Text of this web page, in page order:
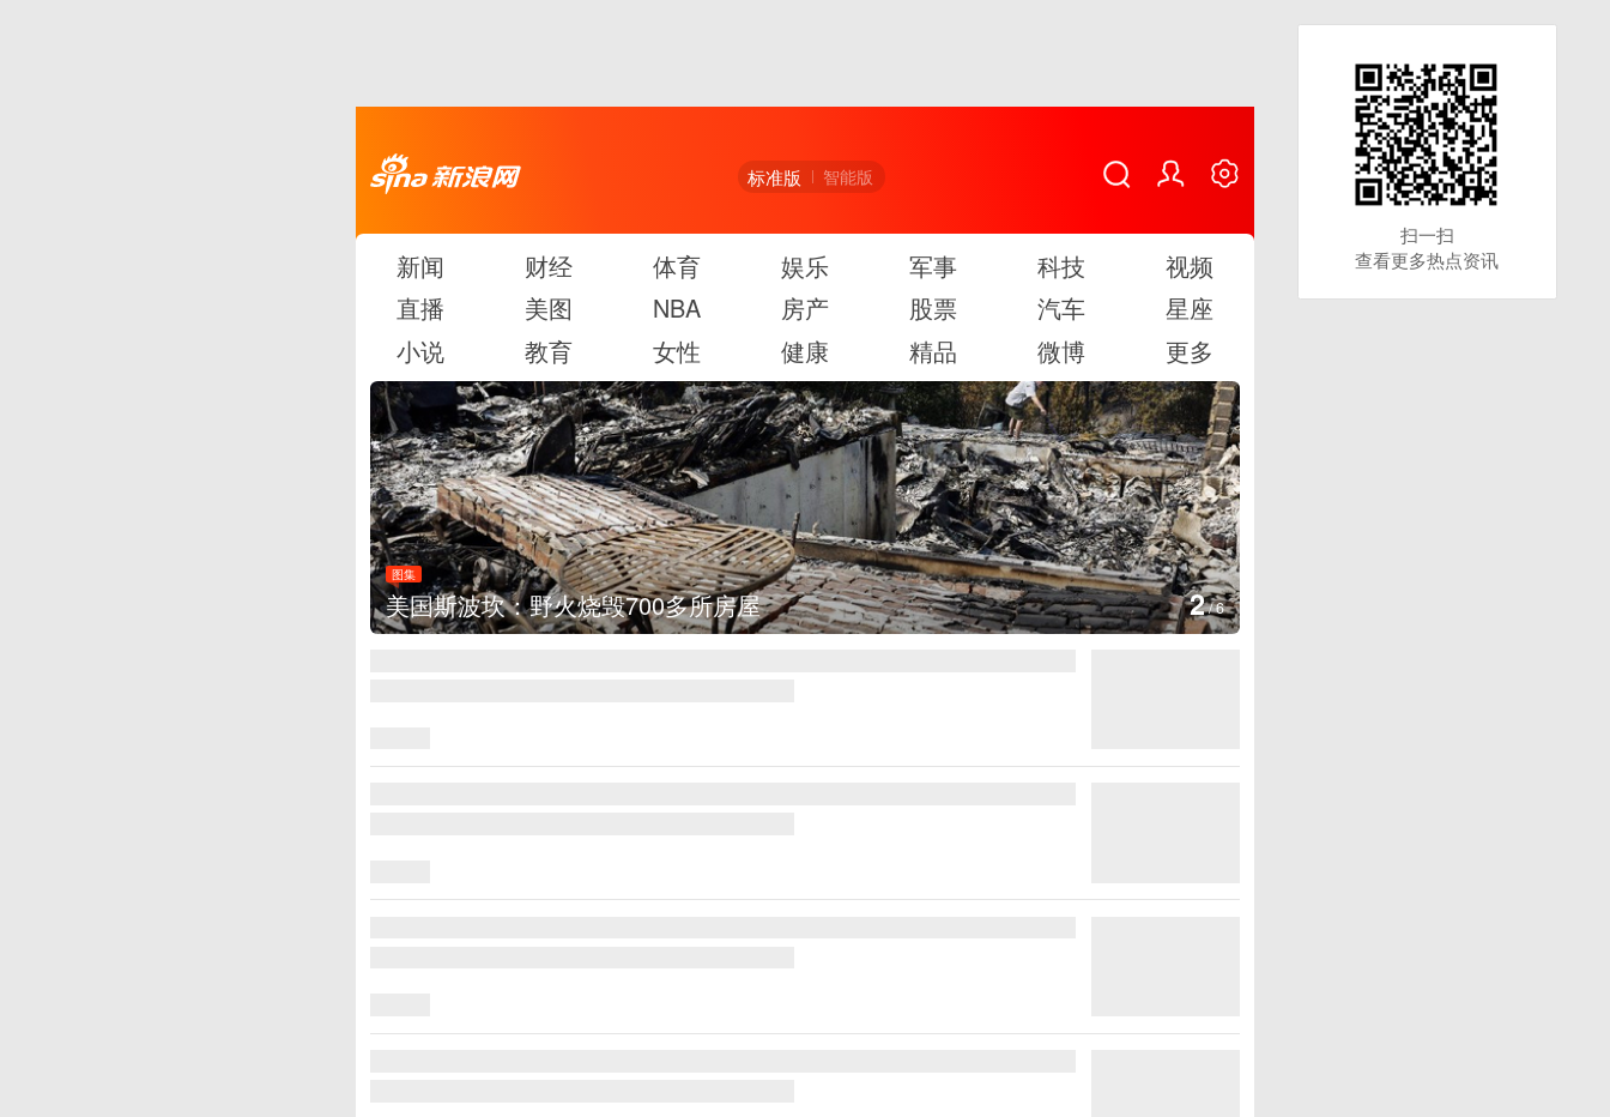
标准版 智能版
新闻 财经 体育 娱乐 军事 科技
视频
直播
美图 NBA 房产 股票 汽车
星座
小说
教育 女性 健康 精品 微博 更多
图集
美国斯波坎：野火烧毁700多所房屋 2/6
扫一扫
查看更多热点资讯
扫一扫
查看更多热点资讯